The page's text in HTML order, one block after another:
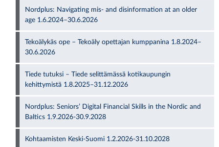
Nordplus: Navigating mis- and disinformation at an older
age 1.6.2024–30.6.2026
Tekoälykäs ope – Tekoäly opettajan kumppanina 1.8.2024–
30.6.2026
Tiede tutuksi – Tiede selittämässä kotikaupungin
kehittymistä 1.8.2025–31.12.2026
Nordplus: Seniors’ Digital Financial Skills in the Nordic and
Baltics 1.9.2026-30.9.2028
Kohtaamisten Keski-Suomi 1.2.2026-31.10.2028